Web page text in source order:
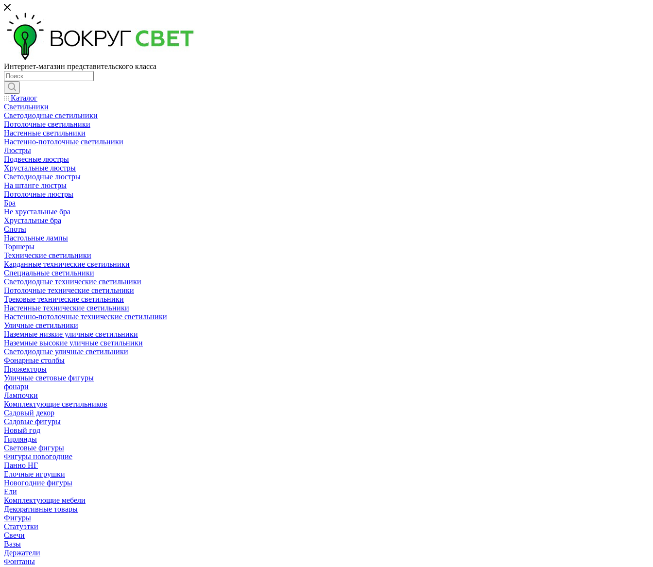
Интернет-магазин представительского класса
Каталог
Светильники
Светодиодные светильники
Потолочные светильники
Настенные светильники
Настенно-потолочные светильники
Люстры
Подвесные люстры
Хрустальные люстры
Светодиодные люстры
На штанге люстры
Потолочные люстры
Бра
Не хрустальные бра
Хрустальные бра
Споты
Настольные лампы
Торшеры
Технические светильники
Карданные технические светильники
Специальные светильники
Светодиодные технические светильники
Потолочные технические светильники
Трековые технические светильники
Настенные технические светильники
Настенно-потолочные технические светильники
Уличные светильники
Наземные низкие уличные светильники
Наземные высокие уличные светильники
Светодиодные уличные светильники
Фонарные столбы
Прожекторы
Уличные световые фигуры
фонари
Лампочки
Комплектующие светильников
Садовый декор
Садовые фигуры
Новый год
Гирлянды
Световые фигуры
Фигуры новогодние
Панно НГ
Елочные игрушки
Новогодние фигуры
Ели
Комплектующие мебели
Декоративные товары
Фигуры
Статуэтки
Свечи
Вазы
Держатели
Фонтаны